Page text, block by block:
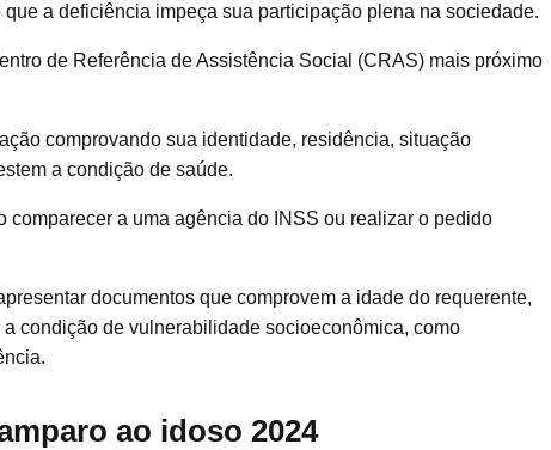
a deficiência impeça sua participação plena na sociedade.
de Referência de Assistência Social (CRAS) mais próximo
comprovando sua identidade, residência, situação
a condição de saúde.
a uma agência do INSS ou realizar o pedido
documentos que comprovem a idade do requerente,
condição de vulnerabilidade socioeconômica, como
ao idoso 2024